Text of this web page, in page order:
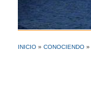
INICIO » CONOCIENDO »